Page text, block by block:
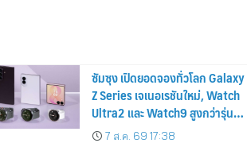
ซัมซุง เปิดยอดจองทั่วโลก Galaxy
Z Series เจเนอเรชันใหม่, Watch
Ultra2 และ Watch9 สูงกว่ารุ่น
ก่อนหน้ากว่า 30%
7 ส.ค. 69 17:38